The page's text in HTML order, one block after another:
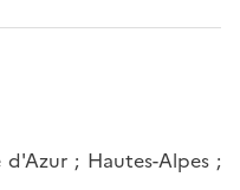
d'Azur ; Hautes-Alpes ;